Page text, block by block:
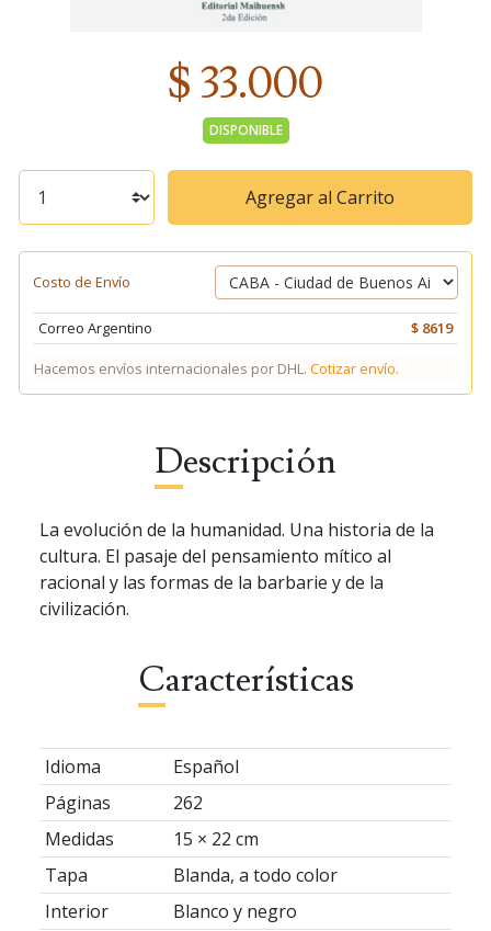
$ 33.000
DISPONIBLE
Agregar al Carrito
Costo de Envío
Correo Argentino $ 8619
Hacemos envíos internacionales por DHL. Cotizar envío.
Descripción
La evolución de la humanidad. Una historia de la
cultura. El pasaje del pensamiento mítico al
racional y las formas de la barbarie y de la
civilización.
Características
Idioma
Español
Páginas
262
Medidas
15 × 22 cm
Tapa
Blanda, a todo color
Interior
Blanco y negro